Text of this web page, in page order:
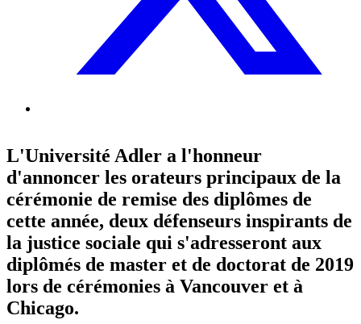
L'Université Adler a l'honneur
d'annoncer les orateurs principaux de la
cérémonie de remise des diplômes de
cette année, deux défenseurs inspirants de
la justice sociale qui s'adresseront aux
diplômés de master et de doctorat de 2019
lors de cérémonies à Vancouver et à
Chicago.